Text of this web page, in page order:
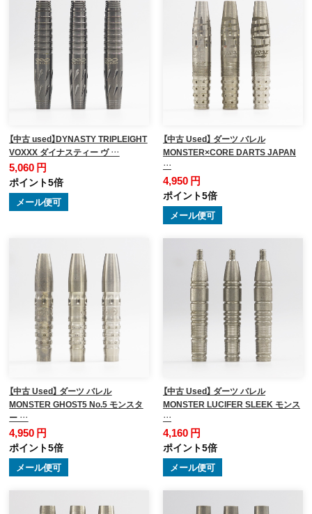
【中古 used】DYNASTY TRIPLEIGHT
VOXXX ダイナスティー ヴ …
5,060 円
ポイント5倍
メール便可
【中古 Used】 ダーツ バレル
MONSTER×CORE DARTS JAPAN
…
4,950 円
ポイント5倍
メール便可
【中古 Used】 ダーツ バレル
MONSTER GHOST5 No.5 モンスタ
ー …
4,950 円
ポイント5倍
メール便可
【中古 Used】 ダーツ バレル
MONSTER LUCIFER SLEEK モンス
…
4,160 円
ポイント5倍
メール便可